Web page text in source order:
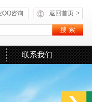
返回首页 >
QQ咨询
联系我们